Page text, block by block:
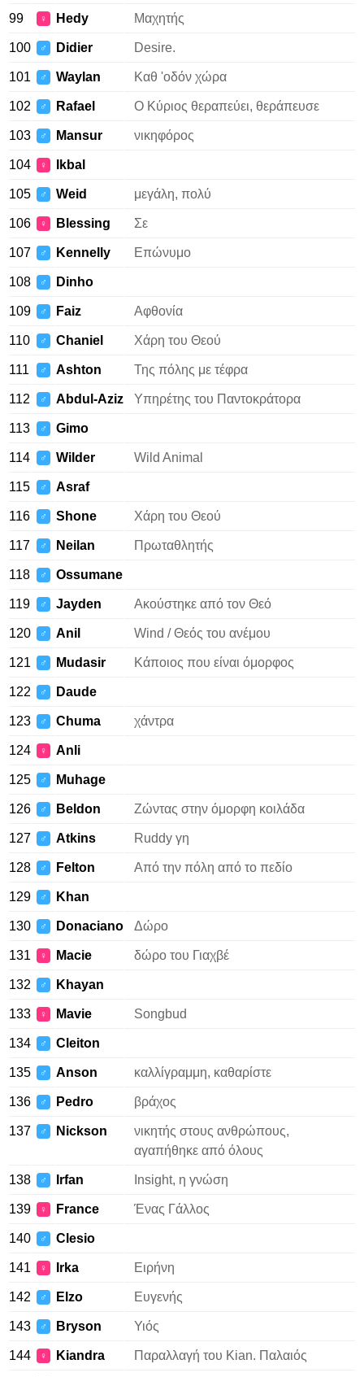
99 ♀ Hedy Μαχητής
100 ♂ Didier Desire.
101 ♂ Waylan Καθ 'οδόν χώρα
102 ♂ Rafael Ο Κύριος θεραπεύει, θεράπευσε
103 ♂ Mansur νικηφόρος
104 ♀ Ikbal
105 ♂ Weid μεγάλη, πολύ
106 ♀ Blessing Σε
107 ♂ Kennelly Επώνυμο
108 ♂ Dinho
109 ♂ Faiz Αφθονία
110 ♂ Chaniel Χάρη του Θεού
111 ♂ Ashton Της πόλης με τέφρα
112 ♂ Abdul-Aziz Υπηρέτης του Παντοκράτορα
113 ♂ Gimo
114 ♂ Wilder Wild Animal
115 ♂ Asraf
116 ♂ Shone Χάρη του Θεού
117 ♂ Neilan Πρωταθλητής
118 ♂ Ossumane
119 ♂ Jayden Ακούστηκε από τον Θεό
120 ♂ Anil Wind / Θεός του ανέμου
121 ♂ Mudasir Κάποιος που είναι όμορφος
122 ♂ Daude
123 ♂ Chuma χάντρα
124 ♀ Anli
125 ♂ Muhage
126 ♂ Beldon Ζώντας στην όμορφη κοιλάδα
127 ♂ Atkins Ruddy γη
128 ♂ Felton Από την πόλη από το πεδίο
129 ♂ Khan
130 ♂ Donaciano Δώρο
131 ♀ Macie δώρο του Γιαχβέ
132 ♂ Khayan
133 ♀ Mavie Songbud
134 ♂ Cleiton
135 ♂ Anson καλλίγραμμη, καθαρίστε
136 ♂ Pedro βράχος
137 ♂ Nickson
νικητής στους ανθρώπους,
αγαπήθηκε από όλους
138 ♂ Irfan Insight, η γνώση
139 ♀ France Ένας Γάλλος
140 ♂ Clesio
141 ♀ Irka Ειρήνη
142 ♂ Elzo Ευγενής
143 ♂ Bryson Υιός
144 ♀ Kiandra Παραλλαγή του Kian. Παλαιός